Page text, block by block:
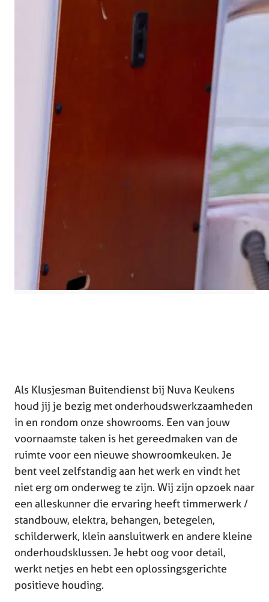
Als Klusjesman Buitendienst bij Nuva Keukens
houd jij je bezig met onderhoudswerkzaamheden
in en rondom onze showrooms. Een van jouw
voornaamste taken is het gereedmaken van de
ruimte voor een nieuwe showroomkeuken. Je
bent veel zelfstandig aan het werk en vindt het
niet erg om onderweg te zijn. Wij zijn opzoek naar
een alleskunner die ervaring heeft timmerwerk /
standbouw, elektra, behangen, betegelen,
schilderwerk, klein aansluitwerk en andere kleine
onderhoudsklussen. Je hebt oog voor detail,
werkt netjes en hebt een oplossingsgerichte
positieve houding.